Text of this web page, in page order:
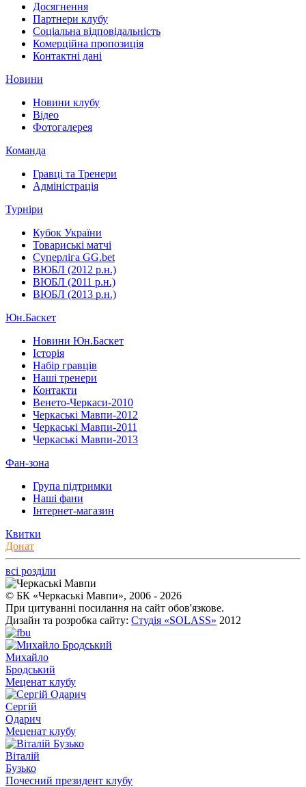
Досягнення
Партнери клубу
Соціальна відповідальність
Комерційна пропозиція
Контактні дані
Новини
Новини клубу
Відео
Фотогалерея
Команда
Гравці та Тренери
Адміністрація
Турніри
Кубок України
Товариські матчі
Суперліга GG.bet
ВЮБЛ (2012 р.н.)
ВЮБЛ (2011 р.н.)
ВЮБЛ (2013 р.н.)
Юн.Баскет
Новини Юн.Баскет
Історія
Набір гравців
Наші тренери
Контакти
Венето-Черкаси-2010
Черкаські Мавпи-2012
Черкаські Мавпи-2011
Черкаські Мавпи-2013
Фан-зона
Група підтримки
Наші фани
Інтернет-магазин
Квитки
Донат
всі розділи
© БК «Черкаські Мавпи», 2006 - 2026
При цитуванні посилання на сайт обов'язкове.
Дизайн та розробка сайту: Студія «SOLASS» 2012
Михайло
Бродський
Меценат клубу
Сергій
Одарич
Меценат клубу
Віталій
Бузько
Почесний президент клубу